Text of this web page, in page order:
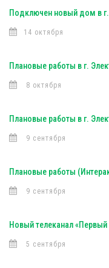
Подключен новый дом в
14 октября
Плановые работы в г.
8 октября
Плановые работы в г.
9 сентября
Плановые работы
9 сентября
Новый телеканал
5 сентября